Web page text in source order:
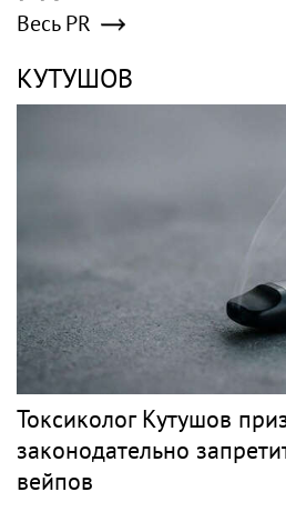
Весь PR
КУТУШОВ
Токсиколог Кутушов
законодательно
вейпов